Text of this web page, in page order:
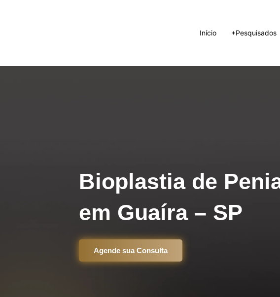
Início +Pesquisados
Bioplastia de
em Guaíra – SP
Agende sua Consulta